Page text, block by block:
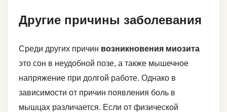
Другие причины заболевания
Среди других причин возникновения миозита
это сон в неудобной позе, а также мышечное
напряжение при долгой работе. Однако в
зависимости от причин появления боль в
мышцах различается. Если от физической